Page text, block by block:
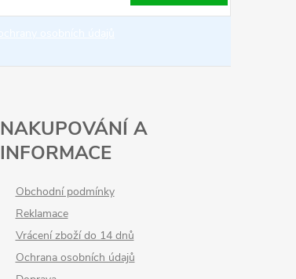
NAKUPOVÁNÍ A
INFORMACE
Obchodní podmínky
Reklamace
Vrácení zboží do 14 dnů
Ochrana osobních údajů